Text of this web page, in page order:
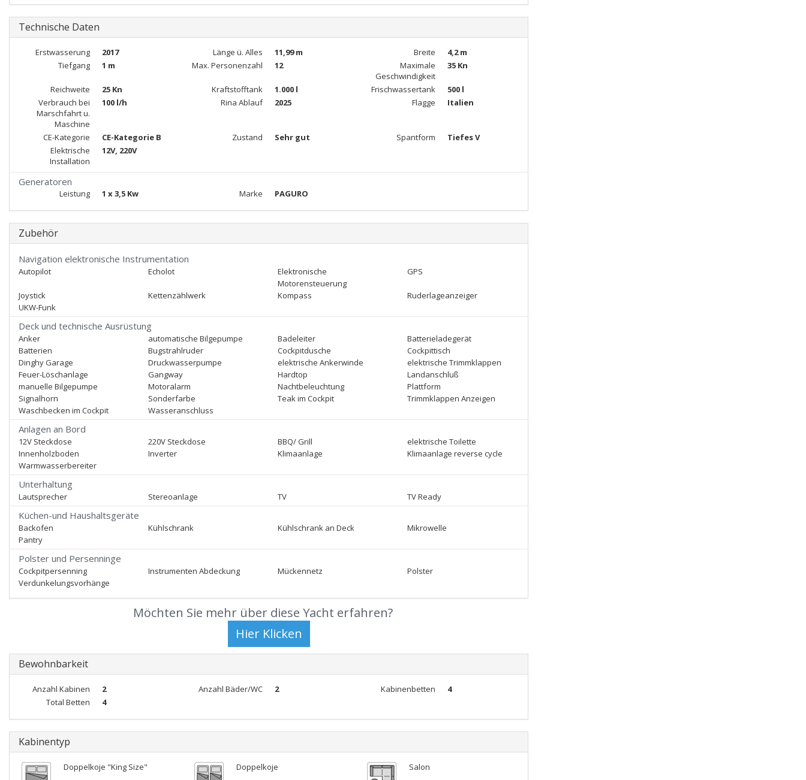
Technische Daten
Erstwasserung 2017 Länge ü. Alles 11,99 m Breite
4,2 m
Tiefgang
1 m Max. Personenzahl 12
Maximale
Geschwindigkeit
35 Kn
Reichweite 25 Kn Kraftstofftank 1.000 l Frischwassertank
500 l
Verbrauch bei
Marschfahrt u.
Maschine
100 l/h Rina Ablauf 2025 Flagge Italien
CE-Kategorie CE-Kategorie B Zustand Sehr gut Spantform
Tiefes V
Elektrische
Installation
12V, 220V
Generatoren
Leistung 1 x 3,5 Kw Marke PAGURO
Zubehör
Navigation elektronische Instrumentation
Autopilot Echolot
Elektronische
Motorensteuerung
GPS
Joystick Kettenzählwerk Kompass
Ruderlageanzeiger
UKW-Funk
Deck und technische Ausrüstung
Anker automatische Bilgepumpe Badeleiter
Batterieladegerät
Batterien
Bugstrahlruder Cockpitdusche
Cockpittisch
Dinghy Garage
Druckwasserpumpe elektrische Ankerwinde
elektrische Trimmklappen
Feuer-Löschanlage
Gangway Hardtop
Landanschluß
manuelle Bilgepumpe
Motoralarm Nachtbeleuchtung
Plattform
Signalhorn
Sonderfarbe Teak im Cockpit
Trimmklappen Anzeigen
Waschbecken im Cockpit
Wasseranschluss
Anlagen an Bord
12V Steckdose 220V Steckdose BBQ/ Grill
elektrische Toilette
Innenholzboden
Inverter Klimaanlage
Klimaanlage reverse cycle
Warmwasserbereiter
Unterhaltung
Lautsprecher Stereoanlage TV TV Ready
Küchen-und Haushaltsgeräte
Backofen Kühlschrank Kühlschrank an Deck
Mikrowelle
Pantry
Polster und Persenninge
Cockpitpersenning Instrumenten Abdeckung Mückennetz
Polster
Verdunkelungsvorhänge
Möchten Sie mehr über diese Yacht erfahren?
Bewohnbarkeit
Anzahl Kabinen 2 Anzahl Bäder/WC 2 Kabinenbetten
4
Total Betten
4
Kabinentyp
Doppelkoje "King Size" Doppelkoje Salon